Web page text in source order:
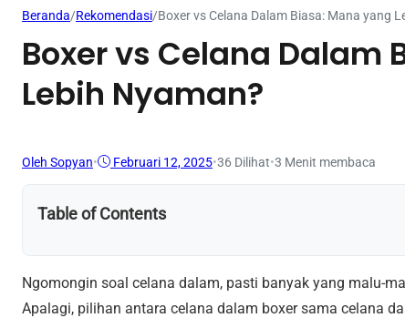
Beranda/Rekomendasi/Boxer vs Celana Dalam Biasa: Mana yang
Boxer vs Celana Dalam
Lebih Nyaman?
Oleh Sopyan• Februari 12, 2025•36 Dilihat•3 Menit membaca
Table of Contents
Ngomongin soal celana dalam, pasti banyak yang malu-
Apalagi, pilihan antara celana dalam boxer sama celana